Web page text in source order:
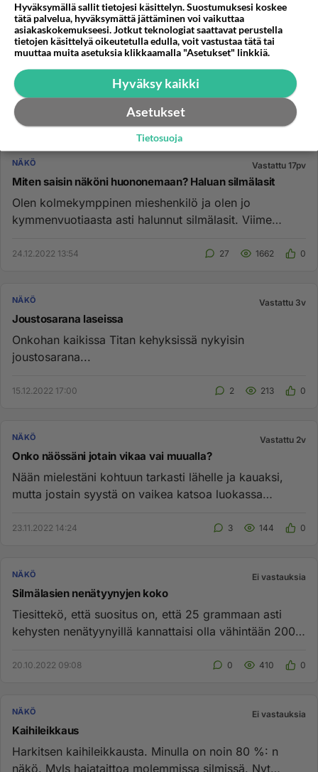
NÄKÖ Vastattu 17pv
Miten saisin näköni huononemaan? Haluan silmälasit
Olen kolmekymppinen mieshenkilö ja olen jo
kymmenvuotiaasta asti halunnut silmälasit. Viime
24.12.2022 13:54 27 1662 0
NÄKÖ Vastattu 3v
Joustosarana laseissa
Onkohan kaikissa Titan kehyksissä nykyisin
joustosarana...
15.12.2022 17:00 2 213 0
NÄKÖ Vastattu 2v
Onko näössäni jotain vikaa vai muualla?
Nään mielestäni kohtuun tarkasti lähelle ja kauaksi,
mutta jostain syystä on vaikea katsoa luokassa
23.11.2022 14:24 3 144 0
NÄKÖ Ei vastauksia
Silmälasien nenätyynyjen koko
Tiesittekö, että suositus on, että 25 grammaan asti
kehysten nenätyynyillä kannattaisi olla vähintään 200
20.10.2022 09:08 0 410 0
NÄKÖ Ei vastauksia
Kaihileikkaus
Harkitsen kaihileikkausta. Minulla on noin 80 %: n
näkö. Myls hajataittoa molemmissa silmissä. Nyt
Hyväksymällä sallit tietojesi käsittelyn. Suostumuksesi koskee
tätä palvelua, hyväksymättä jättäminen voi vaikuttaa
asiakaskokemukseesi. Jotkut teknologiat saattavat perustella
tietojen käsittelyä oikeutetulla edulla, voit vastustaa tätä tai
muuttaa muita asetuksia klikkaamalla "Asetukset" linkkiä.
Hyväksy kaikki
Asetukset
Tietosuoja